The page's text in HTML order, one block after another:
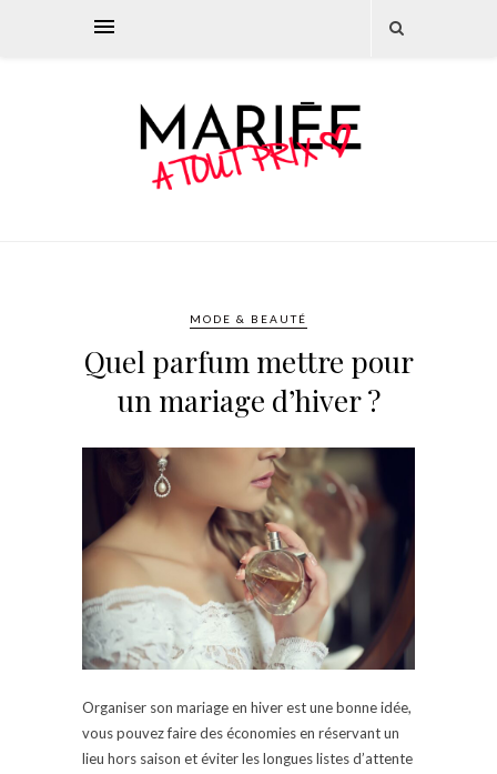
MODE & BEAUTÉ
Quel parfum mettre pour
un mariage d’hiver ?
Organiser son mariage en hiver est une bonne idée,
vous pouvez faire des économies en réservant un
lieu hors saison et éviter les longues listes d’attente